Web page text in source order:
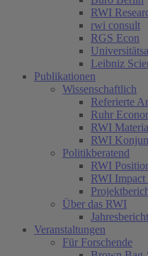
RWI
rwi consult
RGS Econ
Leibniz
Publikationen
Wissenschaftlich
Referierte
Ruhr
RWI
RWI
Politikberatend
RWI
RWI Impact
Über das RWI
Veranstaltungen
Für Forschende